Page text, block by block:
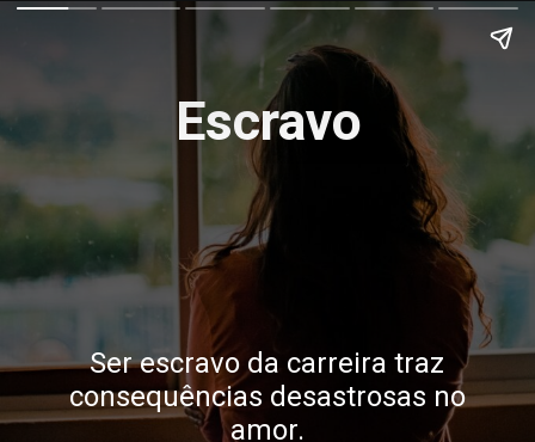
Escravo
Ser escravo da carreira traz
consequências desastrosas no